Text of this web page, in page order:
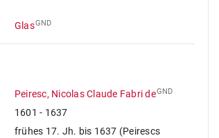
GlasGND
Peiresc, Nicolas Claude Fabri deGND
1601 - 1637
frühes 17. Jh. bis 1637 (Peirescs